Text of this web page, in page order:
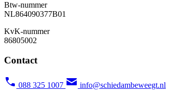
Btw-nummer
NL864090377B01
KvK-nummer
86805002
Contact
088 325 1007 info@schiedambeweegt.nl